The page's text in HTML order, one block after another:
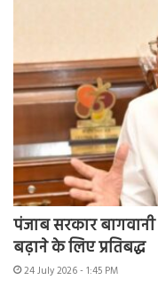
पंजाब सरकार
बढ़ाने के लिए प्रतिबद्ध
24 July 2026 - 1:45 PM